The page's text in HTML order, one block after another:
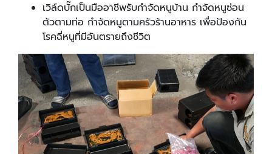
เวิล์ดบั๊กเป็นมืออาชีพรับกำจัดหนูบ้าน กำจัดหนูซ่อน
ตัวตามท่อ กำจัดหนูตามครัวร้านอาหาร เพื่อป้องกัน
โรคฉี่หนูที่มีอันตรายถึงชีวิต